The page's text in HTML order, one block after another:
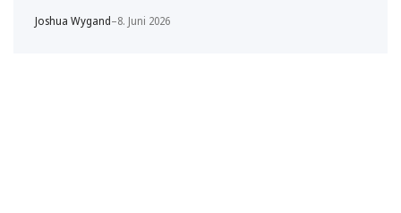
Joshua Wygand–8. Juni 2026